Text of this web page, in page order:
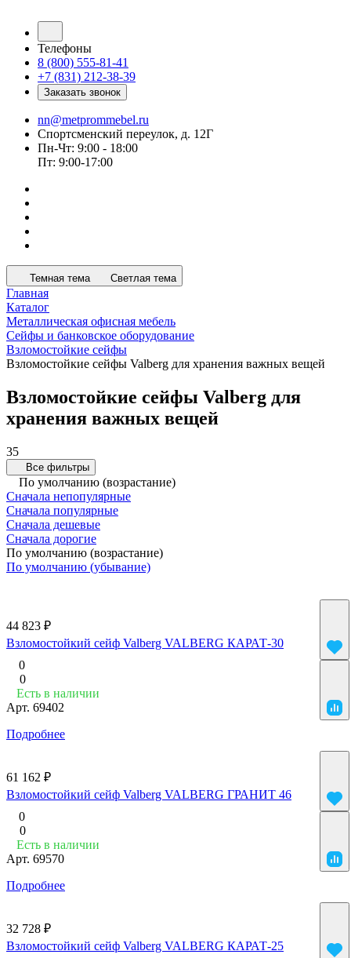
Телефоны
8 (800) 555-81-41
+7 (831) 212-38-39
Заказать звонок
nn@metprommebel.ru
Спортсменский переулок, д. 12Г
Пн-Чт: 9:00 - 18:00
Пт: 9:00-17:00
Темная тема Светлая тема
Главная
Каталог
Металлическая офисная мебель
Сейфы и банковское оборудование
Взломостойкие сейфы
Взломостойкие сейфы Valberg для хранения важных вещей
Взломостойкие сейфы Valberg для
хранения важных вещей
35
Все фильтры
По умолчанию (возрастание)
Сначала непопулярные
Сначала популярные
Сначала дешевые
Сначала дорогие
По умолчанию (возрастание)
По умолчанию (убывание)
44 823 ₽
Взломостойкий сейф Valberg VALBERG КАРАТ-30
0
0
Есть в наличии
Арт. 69402
Подробнее
61 162 ₽
Взломостойкий сейф Valberg VALBERG ГРАНИТ 46
0
0
Есть в наличии
Арт. 69570
Подробнее
32 728 ₽
Взломостойкий сейф Valberg VALBERG КАРАТ-25